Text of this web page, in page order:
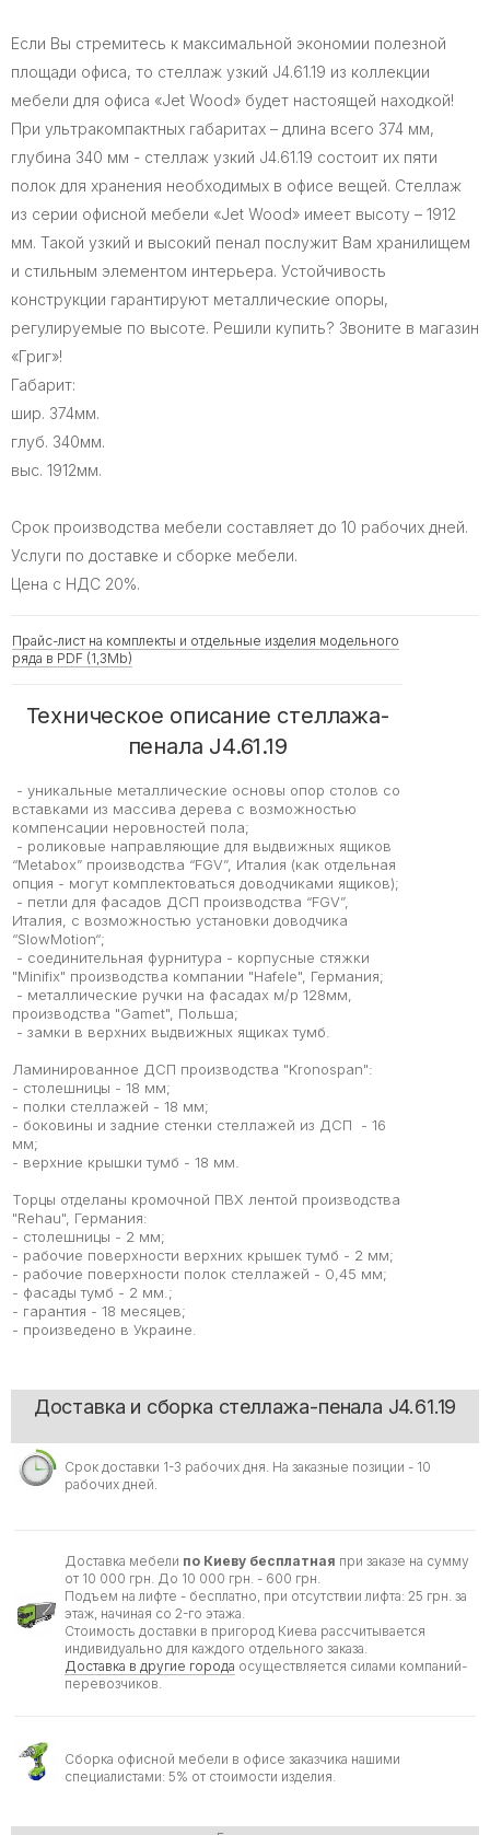
Если Вы стремитесь к максимальной экономии полезной
площади офиса, то стеллаж узкий J4.61.19 из коллекции
мебели для офиса «Jet Wood» будет настоящей находкой!
При ультракомпактных габаритах – длина всего 374 мм,
глубина 340 мм - стеллаж узкий J4.61.19 состоит их пяти
полок для хранения необходимых в офисе вещей. Стеллаж
из серии офисной мебели «Jet Wood» имеет высоту – 1912
мм. Такой узкий и высокий пенал послужит Вам хранилищем
и стильным элементом интерьера. Устойчивость
конструкции гарантируют металлические опоры,
регулируемые по высоте. Решили купить? Звоните в магазин
«Григ»!
Габарит:
шир. 374мм.
глуб. 340мм.
выс. 1912мм.
Срок производства мебели составляет до 10 рабочих дней.
Услуги по доставке и сборке мебели.
Цена с НДС 20%.
Прайс-лист на комплекты и отдельные изделия модельного
ряда в PDF (1,3Mb)
Техническое описание стеллажа-
пенала J4.61.19
- уникальные металлические основы опор столов со
вставками из массива дерева с возможностью
компенсации неровностей пола;
- роликовые направляющие для выдвижных ящиков
“Metabox” производства “FGV”, Италия (как отдельная
опция - могут комплектоваться доводчиками ящиков);
- петли для фасадов ДСП производства “FGV”,
Италия, с возможностью установки доводчика
“SlowMotion“;
- соединительная фурнитура - корпусные стяжки
"Minifix" производства компании "Hafele", Германия;
- металлические ручки на фасадах м/р 128мм,
производства "Gamet", Польша;
- замки в верхних выдвижных ящиках тумб.
Ламинированное ДСП производства "Kronospan":
- столешницы - 18 мм;
- полки стеллажей - 18 мм;
- боковины и задние стенки стеллажей из ДСП - 16
мм;
- верхние крышки тумб - 18 мм.
Торцы отделаны кромочной ПВХ лентой производства
"Rehau", Германия:
- столешницы - 2 мм;
- рабочие поверхности верхних крышек тумб - 2 мм;
- рабочие поверхности полок стеллажей - 0,45 мм;
- фасады тумб - 2 мм.;
- гарантия - 18 месяцев;
- произведено в Украине.
Доставка и сборка стеллажа-пенала J4.61.19
Срок доставки 1-3 рабочих дня. На заказные позиции - 10
рабочих дней.
Доставка мебели по Киеву бесплатная при заказе на сумму
от 10 000 грн. До 10 000 грн. - 600 грн.
Подъем на лифте - бесплатно, при отсутствии лифта: 25 грн. за
этаж, начиная со 2-го этажа.
Стоимость доставки в пригород Киева рассчитывается
индивидуально для каждого отдельного заказа.
Доставка в другие города осуществляется силами компаний-
перевозчиков.
Сборка офисной мебели в офисе заказчика нашими
специалистами: 5% от стоимости изделия.